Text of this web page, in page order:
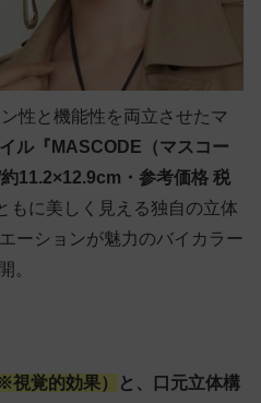
性と機能性を両立させたマ
ル『MASCODE（マスコー
11.2×12.9cm・参考価格 税
もに美しく見える独自の立体
ーションが魅力のバイカラー
。
覚的効果）
と、口元立体構